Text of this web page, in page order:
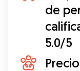
de
5.0/5